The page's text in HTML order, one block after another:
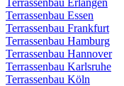
Terrassenbau Essen
Terrassenbau Frankfurt
Terrassenbau Hamburg
Terrassenbau Hannover
Terrassenbau Karlsruhe
Terrassenbau Köln